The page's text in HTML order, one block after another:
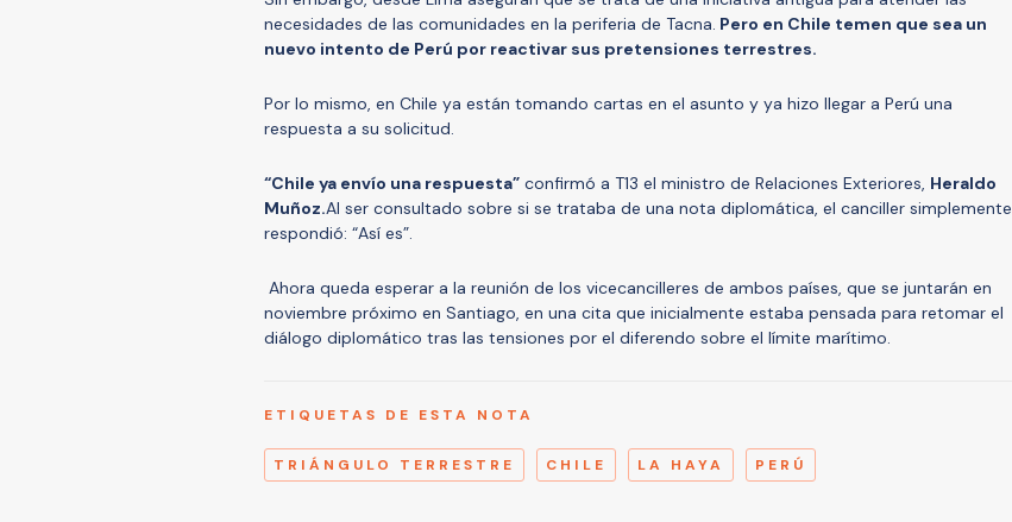
necesidades de las comunidades en la periferia de Tacna. Pero en Chile temen que sea un
nuevo intento de Perú por reactivar sus pretensiones terrestres.
Por lo mismo, en Chile ya están tomando cartas en el asunto y ya hizo llegar a Perú una
respuesta a su solicitud.
“Chile ya envío una respuesta” confirmó a T13 el ministro de Relaciones Exteriores, Heraldo
Muñoz.Al ser consultado sobre si se trataba de una nota diplomática, el canciller simplemente
respondió: “Así es”.
Ahora queda esperar a la reunión de los vicecancilleres de ambos países, que se juntarán en
noviembre próximo en Santiago, en una cita que inicialmente estaba pensada para retomar el
diálogo diplomático tras las tensiones por el diferendo sobre el límite marítimo.
ETIQUETAS DE ESTA NOTA
TRIÁNGULO TERRESTRE CHILE LA HAYA PERÚ